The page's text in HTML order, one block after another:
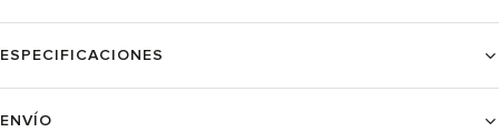
ESPECIFICACIONES
ENVÍO